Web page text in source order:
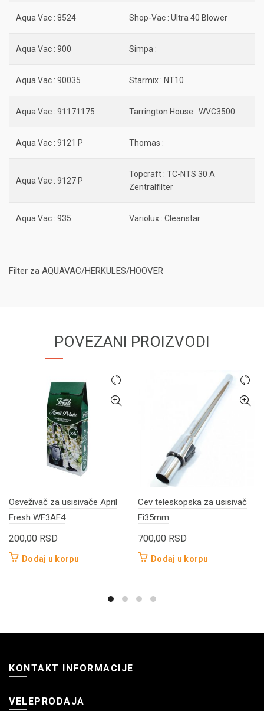
Aqua Vac : 8524 Shop-Vac : Ultra 40 Blower
Aqua Vac : 900 Simpa :
Aqua Vac : 90035 Starmix : NT10
Aqua Vac : 91171175 Tarrington House : WVC3500
Aqua Vac : 9121 P Thomas :
Aqua Vac : 9127 P
Topcraft : TC-NTS 30 A
Zentralfilter
Aqua Vac : 935 Variolux : Cleanstar
Filter za AQUAVAC/HERKULES/HOOVER
POVEZANI PROIZVODI
Osveživač za usisivače April
Fresh WF3AF4
200,00 RSD
Dodaj u korpu
Cev teleskopska za usisivač
Fi35mm
700,00 RSD
Dodaj u korpu
KONTAKT INFORMACIJE
VELEPRODAJA